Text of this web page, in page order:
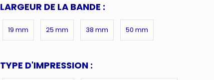
LARGEUR DE LA BANDE :
19 mm 25 mm 38 mm 50 mm
TYPE D'IMPRESSION :